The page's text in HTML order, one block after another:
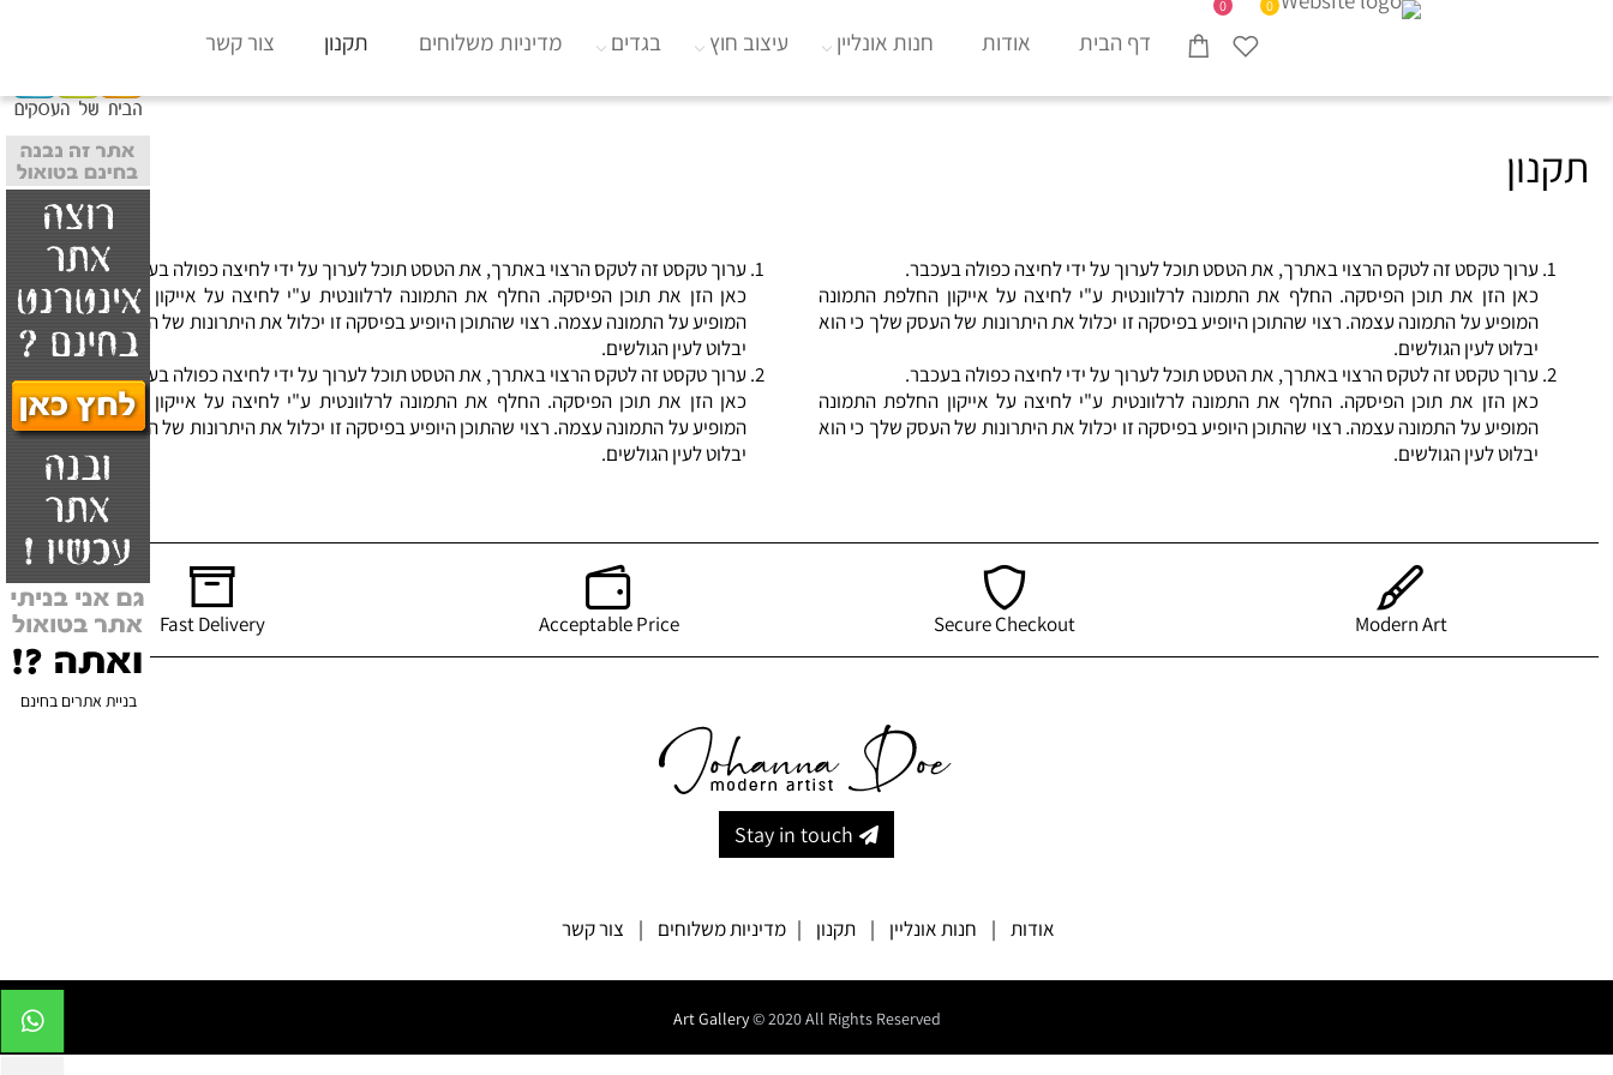
בניית אתרים בחינם
0
0
דף הבית אודות חנות אונליין עיצוב חוץ בגדים מדיניות משלוחים תקנון צור קשר
תקנון
ערוך טקסט זה לטקס הרצוי באתרך, את הטסט תוכל לערוך על ידי לחיצה כפולה בעכבר.
כאן הזן את תוכן הפיסקה. החלף את התמונה לרלוונטית ע"י לחיצה על אייקון החלפת התמונה
המופיע על התמונה עצמה. רצוי שהתוכן היופיע בפיסקה זו יכלול את היתרונות של העסק שלך כי הוא
יבלוט לעין הגולשים.
ערוך טקסט זה לטקס הרצוי באתרך, את הטסט תוכל לערוך על ידי לחיצה כפולה בעכבר.
כאן הזן את תוכן הפיסקה. החלף את התמונה לרלוונטית ע"י לחיצה על אייקון החלפת התמונה
המופיע על התמונה עצמה. רצוי שהתוכן היופיע בפיסקה זו יכלול את היתרונות של העסק שלך כי הוא
יבלוט לעין הגולשים.
ערוך טקסט זה לטקס הרצוי באתרך, את הטסט תוכל לערוך על ידי לחיצה כפולה בעכבר.
כאן הזן את תוכן הפיסקה. החלף את התמונה לרלוונטית ע"י לחיצה על אייקון החלפת התמונה
המופיע על התמונה עצמה. רצוי שהתוכן היופיע בפיסקה זו יכלול את היתרונות של העסק שלך כי הוא
יבלוט לעין הגולשים.
ערוך טקסט זה לטקס הרצוי באתרך, את הטסט תוכל לערוך על ידי לחיצה כפולה בעכבר.
כאן הזן את תוכן הפיסקה. החלף את התמונה לרלוונטית ע"י לחיצה על אייקון החלפת התמונה
המופיע על התמונה עצמה. רצוי שהתוכן היופיע בפיסקה זו יכלול את היתרונות של העסק שלך כי הוא
יבלוט לעין הגולשים.
Modern Art
Secure Checkout
Acceptable Price
Fast Delivery
Stay in touch
אודות | חנות אונליין | תקנון | מדיניות משלוחים | צור קשר
Art Gallery© 2020 All Rights Reserved